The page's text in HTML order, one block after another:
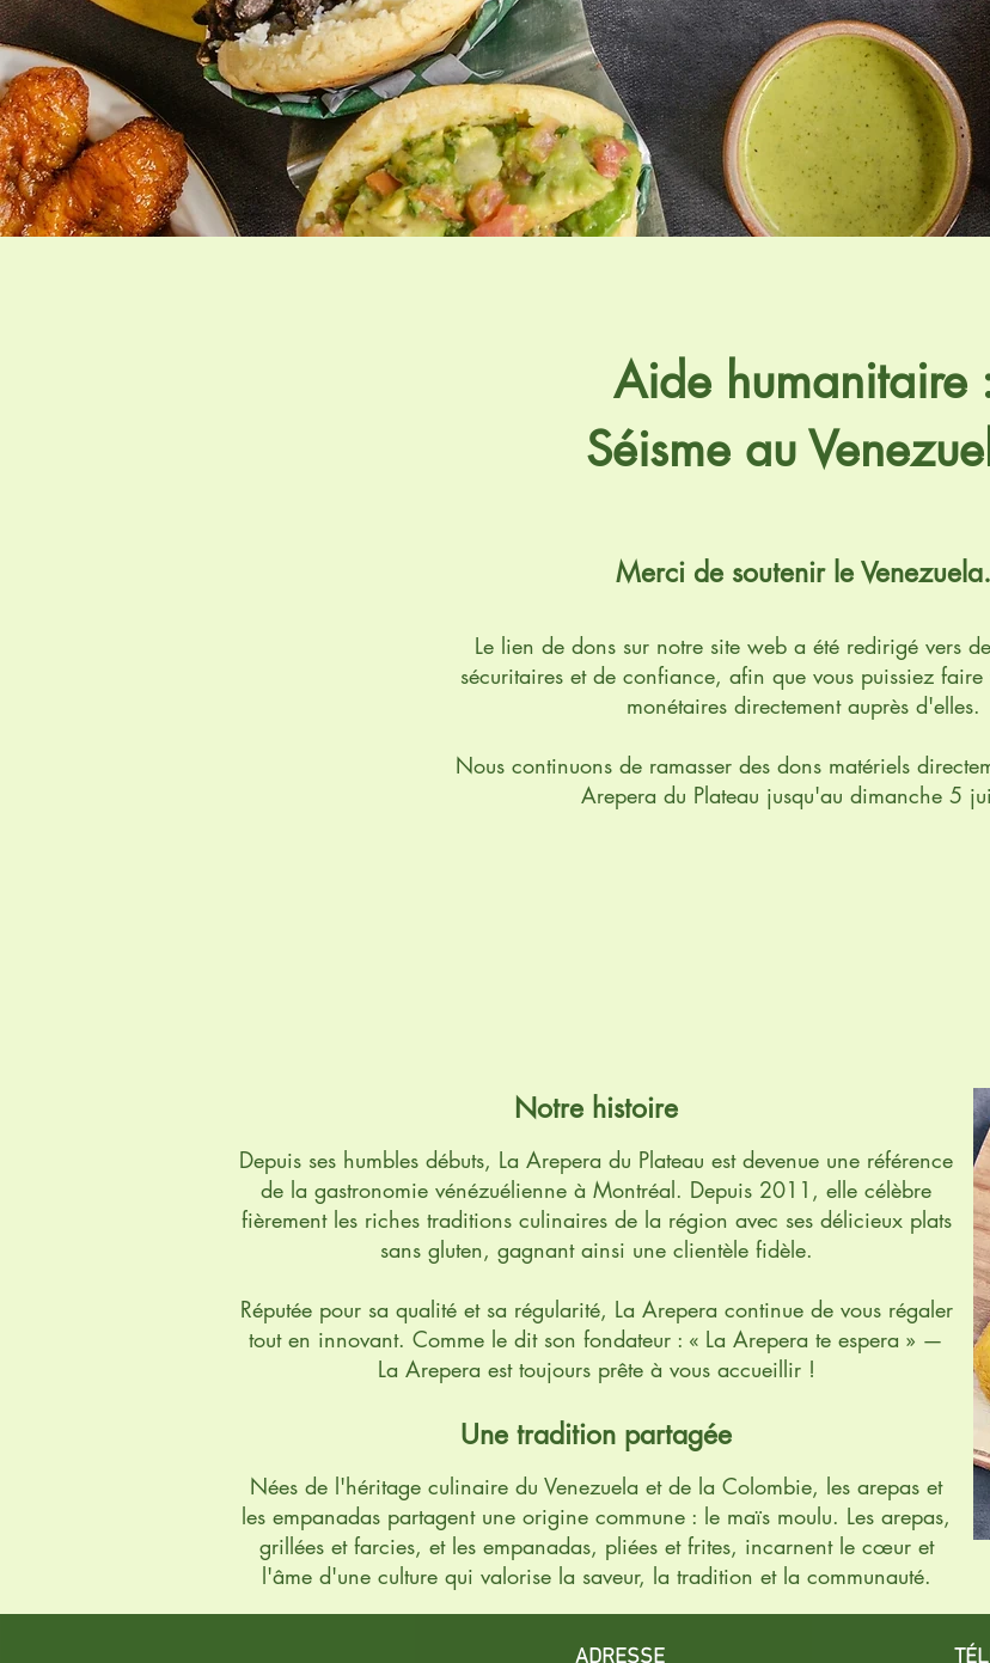
Aide humanitaire
Séisme au
Merci de soutenir le Venezuela.
Le lien de dons sur notre site web a été redirigé vers
sécuritaires et de confiance, afin que vous puissiez
monétaires directement auprès d'elles.
Nous continuons de ramasser des dons matériels
Arepera du Plateau jusqu'au dimanche 5
Notre histoire
Depuis ses humbles débuts, La Arepera du Plateau est devenue une référence
de la gastronomie vénézuélienne à Montréal. Depuis 2011, elle célèbre
fièrement les riches traditions culinaires de la région avec ses délicieux plats
sans gluten, gagnant ainsi une clientèle fidèle.
Réputée pour sa qualité et sa régularité, La Arepera continue de vous régaler
tout en innovant. Comme le dit son fondateur : « La Arepera te espera » —
La Arepera est toujours prête à vous accueillir !
Une tradition partagée
Nées de l'héritage culinaire du Venezuela et de la Colombie, les arepas et
les empanadas partagent une origine commune : le maïs moulu. Les arepas,
grillées et farcies, et les empanadas, pliées et frites, incarnent le cœur et
l'âme d'une culture qui valorise la saveur, la tradition et la communauté.
ADRESSE